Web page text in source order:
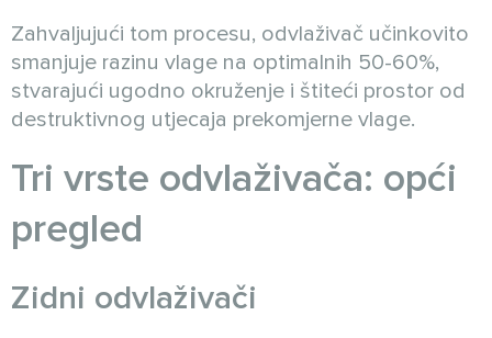
Zahvaljujući tom procesu, odvlaživač učinkovito
smanjuje razinu vlage na optimalnih 50-60%,
stvarajući ugodno okruženje i štiteći prostor od
destruktivnog utjecaja prekomjerne vlage.
Tri vrste odvlaživača: opći
pregled
Zidni odvlaživači